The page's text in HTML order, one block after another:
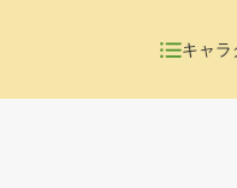
キャラ